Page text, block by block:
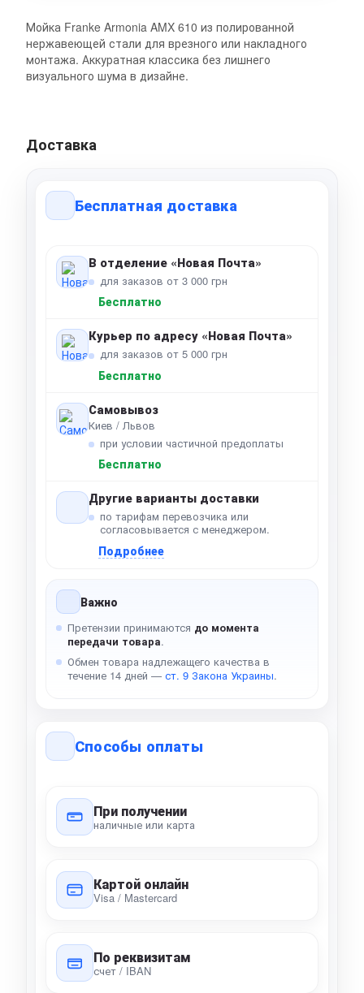
Мойка Franke Armonia AMX 610 из полированной
нержавеющей стали для врезного или накладного
монтажа. Аккуратная классика без лишнего
визуального шума в дизайне.
Доставка
Бесплатная доставка
В отделение «Новая Почта»
для заказов от 3 000 грн
Бесплатно
Курьер по адресу «Новая Почта»
для заказов от 5 000 грн
Бесплатно
Самовывоз
Киев / Львов
при условии частичной предоплаты
Бесплатно
Другие варианты доставки
по тарифам перевозчика или
согласовывается с менеджером.
Подробнее
Важно
Претензии принимаются до момента
передачи товара.
Обмен товара надлежащего качества в
течение 14 дней — ст. 9 Закона Украины.
Способы оплаты
При получении
наличные или карта
Картой онлайн
Visa / Mastercard
По реквизитам
счет / IBAN